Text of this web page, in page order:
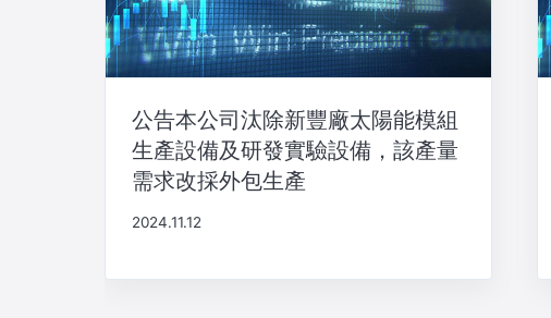
ン
公告本公司汰除新豐廠太陽能模組
生產設備及研發實驗設備，該產量
需求改採外包生產
2024.11.12